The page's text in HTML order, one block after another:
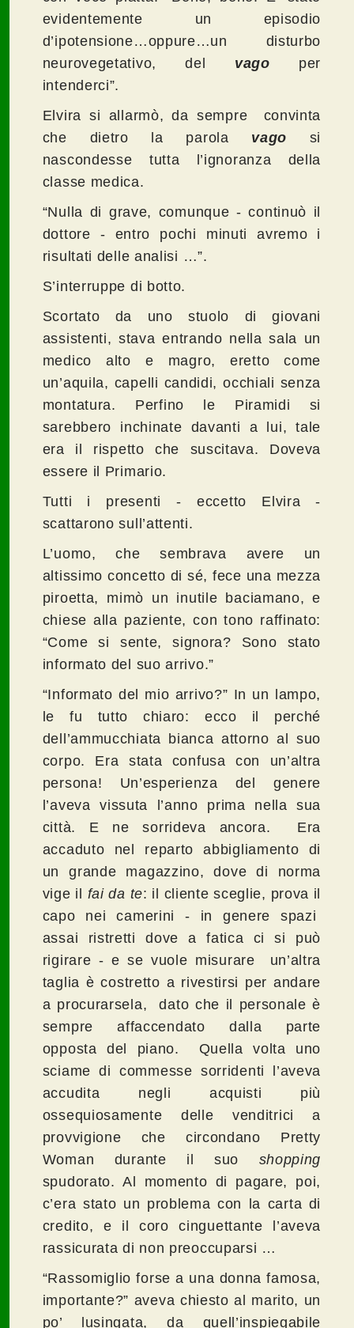
evidentemente un episodio
d’ipotensione…oppure…un disturbo
neurovegetativo, del vago
per
intenderci”.
Elvira si allarmò, da sempre convinta
che dietro la parola vago si
nascondesse tutta l’ignoranza della
classe medica.
“Nulla di grave, comunque - continuò il
dottore - entro pochi minuti avremo i
risultati delle analisi …”.
S’interruppe di botto.
Scortato da uno stuolo di giovani
assistenti, stava entrando nella sala un
medico alto e magro, eretto come
un’aquila, capelli candidi, occhiali senza
montatura. Perfino le Piramidi si
sarebbero inchinate davanti a lui, tale
era il rispetto che suscitava. Doveva
essere il Primario.
Tutti i presenti - eccetto Elvira -
scattarono sull’attenti.
L’uomo, che sembrava avere un
altissimo concetto di sé, fece una mezza
piroetta, mimò un inutile baciamano, e
chiese alla paziente, con tono raffinato:
“Come si sente, signora? Sono stato
informato del suo arrivo.”
“Informato del mio arrivo?” In un lampo,
le fu tutto chiaro: ecco il perché
dell’ammucchiata bianca attorno al suo
corpo. Era stata confusa con un’altra
persona! Un’esperienza del genere
l’aveva vissuta l’anno prima nella sua
città. E ne sorrideva ancora. Era
accaduto nel reparto abbigliamento di
un grande magazzino, dove di norma
vige il fai da te: il cliente sceglie, prova il
capo nei camerini - in genere spazi
assai ristretti dove a fatica ci si può
rigirare - e se vuole misurare un’altra
taglia è costretto a rivestirsi per andare
a procurarsela, dato che il personale è
sempre affaccendato dalla parte
opposta del piano. Quella volta uno
sciame di commesse sorridenti l’aveva
accudita negli acquisti più
ossequiosamente delle venditrici a
provvigione che circondano Pretty
Woman durante il suo shopping
spudorato. Al momento di pagare, poi,
c’era stato un problema con la carta di
credito, e il coro cinguettante l’aveva
rassicurata di non preoccuparsi …
“Rassomiglio forse a una donna famosa,
importante?” aveva chiesto al marito, un
po’ lusingata, da quell’inspiegabile